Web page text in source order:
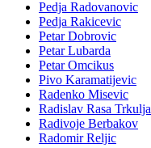
Pedja Radovanovic
Pedja Rakicevic
Petar Dobrovic
Petar Lubarda
Petar Omcikus
Pivo Karamatijevic
Radenko Misevic
Radislav Rasa Trkulja
Radivoje Berbakov
Radomir Reljic